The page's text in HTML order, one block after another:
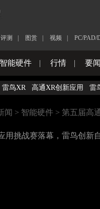
评测 图赏 视频 PC/PAD/
智能硬件 | 行情 | 要闻
雷鸟XR 高通XR创新应用 雷
闻 > 智能硬件 > 第五届高